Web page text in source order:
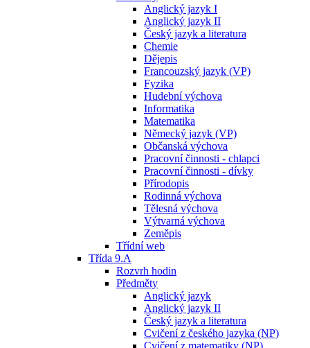
Anglický jazyk I
Anglický jazyk II
Český jazyk a literatura
Chemie
Dějepis
Francouzský jazyk (VP)
Fyzika
Hudební výchova
Informatika
Matematika
Německý jazyk (VP)
Občanská výchova
Pracovní činnosti - chlapci
Pracovní činnosti - dívky
Přírodopis
Rodinná výchova
Tělesná výchova
Výtvarná výchova
Zeměpis
Třídní web
Třída 9.A
Rozvrh hodin
Předměty
Anglický jazyk
Anglický jazyk II
Český jazyk a literatura
Cvičení z českého jazyka (NP)
Cvičení z matematiky (NP)